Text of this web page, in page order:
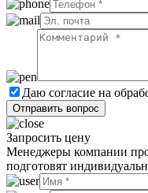
Даю согласие на
Запросить цену
Менеджеры компании
подготовят